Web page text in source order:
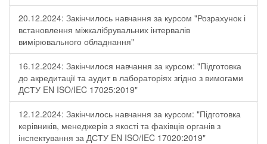
20.12.2024: Закінчилось навчання за курсом "Розрахунок і
встановлення міжкалібрувальних інтервалів
вимірювального обладнання"
16.12.2024: Закінчилося навчання за курсом: "Підготовка
до акредитації та аудит в лабораторіях згідно з вимогами
ДСТУ EN ISO/IEC 17025:2019"
12.12.2024: Закінчилось навчання за курсом: "Підготовка
керівників, менеджерів з якості та фахівців органів з
інспектування за ДСТУ EN ISO/IEC 17020:2019"